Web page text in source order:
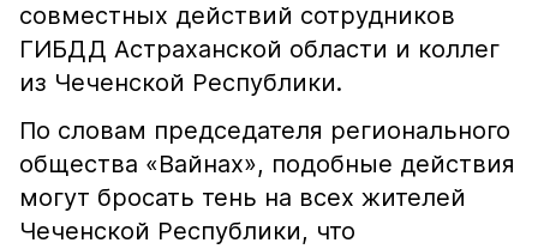
совместных действий сотрудников
ГИБДД Астраханской области и коллег
из Чеченской Республики.
По словам председателя регионального
общества «Вайнах», подобные действия
могут бросать тень на всех жителей
Чеченской Республики, что